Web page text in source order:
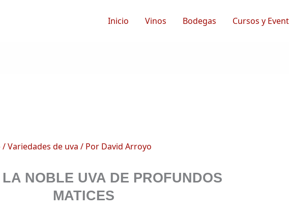
Inicio Vinos Bodegas Cursos y
/Variedades de uva / Por David Arroyo
NOBLE UVA DE PROFUNDOS
MATICES